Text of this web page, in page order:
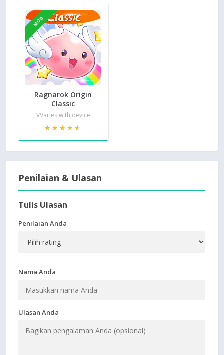
MOD
Ragnarok Origin
Classic
VVaries with device
★★★★★
★★★★★
Penilaian & Ulasan
Tulis Ulasan
Penilaian Anda
Nama Anda
Ulasan Anda